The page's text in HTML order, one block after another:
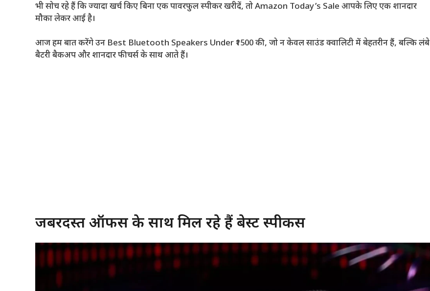
भी सोच रहे हैं कि ज्यादा खर्च किए बिना एक पावरफुल स्पीकर खरीदें, तो Amazon Today’s Sale आपके लिए एक शानदार
मौका लेकर आई है।
आज हम बात करेंगे उन Best Bluetooth Speakers Under ₹1500 की, जो न केवल साउंड क्वालिटी में बेहतरीन हैं, बल्कि लंबे
बैटरी बैकअप और शानदार फीचर्स के साथ आते हैं।
जबरदस्त ऑफर्स के साथ मिल रहे हैं बेस्ट स्पीकर्स